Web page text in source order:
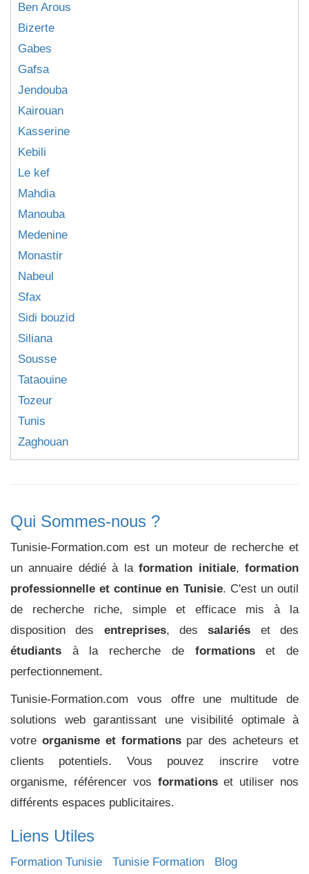
Ben Arous
Bizerte
Gabes
Gafsa
Jendouba
Kairouan
Kasserine
Kebili
Le kef
Mahdia
Manouba
Medenine
Monastir
Nabeul
Sfax
Sidi bouzid
Siliana
Sousse
Tataouine
Tozeur
Tunis
Zaghouan
Qui Sommes-nous ?
Tunisie-Formation.com est un moteur de recherche et
un annuaire dédié à laformation initiale,formation
professionnelle et continue en Tunisie. C'est un outil
de recherche riche, simple et efficace mis à la
disposition des entreprises, dessalariés et des
étudiants à la recherche de formationset de
perfectionnement.
Tunisie-Formation.com vous offre une multitude de
solutions web garantissant une visibilité optimale à
votre organisme et formationspar des acheteurs et
clients potentiels. Vous pouvez inscrire votre
organisme, référencer vos formationset utiliser nos
différents espaces publicitaires.
Liens Utiles
Formation Tunisie Tunisie Formation Blog